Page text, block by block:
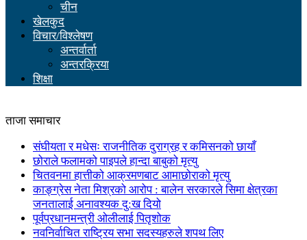
चीन
खेलकुद
विचार/विश्लेषण
अन्तर्वार्ता
अन्तरक्रिया
शिक्षा
ताजा समाचार
संघीयता र मधेसः राजनीतिक दुराग्रह र कमिसनको छायाँ
छोराले फलामको पाइपले हान्दा बाबुको मृत्यु
चितवनमा हात्तीको आक्रमणबाट आमाछोराको मृत्यु
काङ्ग्रेस नेता मिश्रको आरोप : बालेन सरकारले सिमा क्षेत्रका
जनतालाई अनावश्यक दु:ख दियो
पूर्वप्रधानमन्त्री ओलीलाई पितृशोक
नवनिर्वाचित राष्ट्रिय सभा सदस्यहरुले शपथ लिए